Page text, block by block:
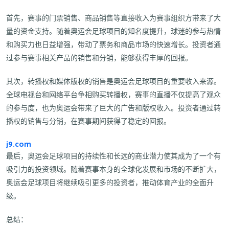
首先，赛事的门票销售、商品销售等直接收入为赛事组织方带来了大
量的资金支持。随着奥运会足球项目的知名度提升，球迷的参与热情
和购买力也日益增强，带动了票务和商品市场的快速增长。投资者通
过参与赛事相关产品的销售和分销，能够获得丰厚的回报。
其次，转播权和媒体版权的销售是奥运会足球项目的重要收入来源。
全球电视台和网络平台争相购买转播权，赛事的直播不仅提高了观众
的参与度，也为奥运会带来了巨大的广告和版权收入。投资者通过转
播权的销售与分销，在赛事期间获得了稳定的回报。
j9.com
最后，奥运会足球项目的持续性和长远的商业潜力使其成为了一个有
吸引力的投资领域。随着赛事本身的全球化发展和市场的不断扩大，
奥运会足球项目将继续吸引更多的投资者，推动体育产业的全面升
级。
总结：